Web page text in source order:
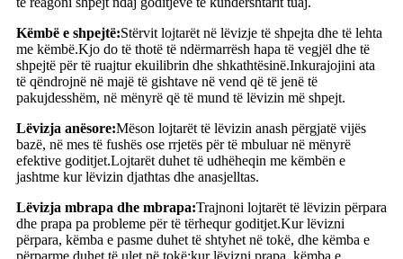
Këmbë e shpejtë:Stërvit lojtarët në lëvizje të shpejta dhe të lehta
me këmbë.Kjo do të thotë të ndërmarrësh hapa të vegjël dhe të
shpejtë për të ruajtur ekuilibrin dhe shkathtësinë.Inkurajojini ata
të qëndrojnë në majë të gishtave në vend që të jenë të
pakujdesshëm, në mënyrë që të mund të lëvizin më shpejt.
Lëvizja anësore:Mëson lojtarët të lëvizin anash përgjatë vijës
bazë, në mes të fushës ose rrjetës për të mbuluar në mënyrë
efektive goditjet.Lojtarët duhet të udhëheqin me këmbën e
jashtme kur lëvizin djathtas dhe anasjelltas.
Lëvizja mbrapa dhe mbrapa:Trajnoni lojtarët të lëvizin përpara
dhe prapa pa probleme për të tërhequr goditjet.Kur lëvizni
përpara, këmba e pasme duhet të shtyhet në tokë, dhe këmba e
përparme duhet të ulet në tokë;kur lëvizni prapa, këmba e